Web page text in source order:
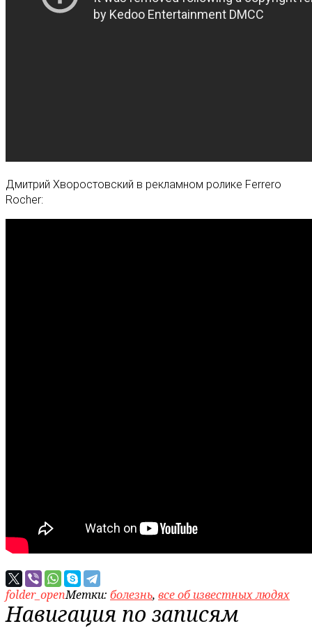
Дмитрий Хворостовский в рекламном ролике Ferrero
Rocher:
folder_openМетки: болезнь, все об известных людях
Навигация по записям